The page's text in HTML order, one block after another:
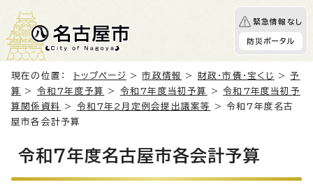
緊急情報なし
防災ポータル
現在の位置： トップページ >市政情報 > 財政・市債・宝くじ >予
算
> 令和7年度予算 > 令和7年度当初予算 >令和7年度当初予
算関係資料
> 令和7年2月定例会提出議案等
> 令和7年度名古
屋市各会計予算
令和7年度名古屋市各会計予算